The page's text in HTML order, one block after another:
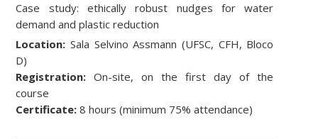
Case study: ethically robust nudges for water
demand and plastic reduction
Location: Sala Selvino Assmann (UFSC, CFH, Bloco
D)
Registration: On-site, on the first day of the
course
Certificate: 8 hours (minimum 75% attendance)